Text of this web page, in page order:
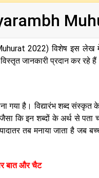
2022) विशेष इस लेख
जानकारी प्रदान कर रहे
गया है। विद्यारंभ शब्द संस्कृत
कि इन शब्दों के अर्थ से पता
तब मनाया जाता है जब
बात और चैट